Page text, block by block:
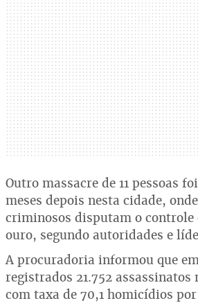
Outro massacre de 11 pessoas
meses depois nesta cidade,
criminosos disputam o controle
ouro, segundo autoridades e
A procuradoria informou que
registrados 21.752
com taxa de 70,1 homicídios